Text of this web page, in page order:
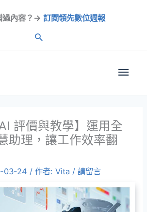
內容？→ 訂閱領先數位週報
主
單
評價與教學】運用全
助理，讓工作效率翻
03-24 / 作者:Vita /請留言